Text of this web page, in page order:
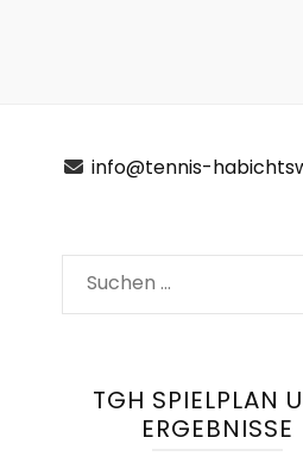
info@tennis-
Suchen
nach:
TGH SPIELPLAN
ERGEBNISSE